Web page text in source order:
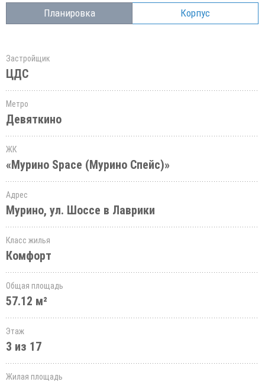
Планировка Корпус
Застройщик
ЦДС
Метро
Девяткино
ЖК
«Мурино Space (Мурино Спейс)»
Адрес
Мурино, ул. Шоссе в Лаврики
Класс жилья
Комфорт
Общая площадь
57.12 м²
Этаж
3 из 17
Жилая площадь